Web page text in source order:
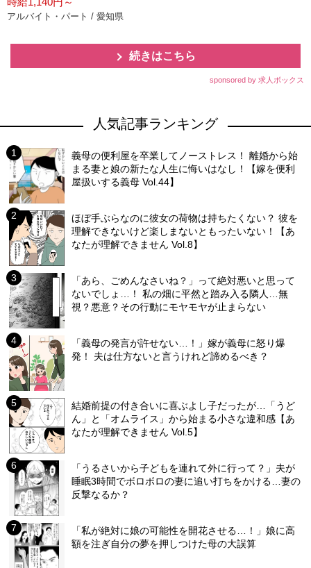
アルバイト・パート / 愛知県
続きはこちら
sponsored by 求人ボックス
人気記事ランキング
義母の便利屋を卒業してノーストレス！ 離婚から始
まる妻と娘の新たな人生に悔いはなし！【嫁を便利
屋扱いする義母 Vol.44】
ほぼ手ぶらなのに彼女の荷物は持ちたくない？ 彼を
理解できないけど楽しまないともったいない！【あ
なたが理解できません Vol.8】
「あら、ごめんなさいね？」って絶対悪いと思って
ないでしょ…！ 私の畑に平然と踏み入る隣人…無
視？悪意？その行動にモヤモヤが止まらない
「義母の発言が許せない…！」嫁が義母に怒り爆
発！ 夫は仕方ないと言うけれど諦めるべき？
結婚前提の付き合いに喜ぶよし子だったが…「うど
ん」と「オムライス」から始まる小さな違和感【あ
なたが理解できません Vol.5】
「うるさいから子どもを連れて外に行って？」夫が
睡眠3時間でボロボロの妻に追い打ちをかける…妻の
反撃なるか？
「私が絶対に娘の可能性を開花させる…！」娘に高
額を注ぎ自分の夢を押しつけた母の大誤算